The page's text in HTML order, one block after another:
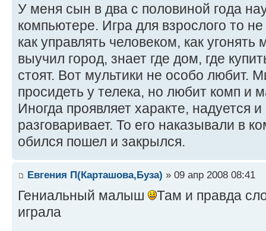
У меня сын в два с половиной года
компьютере. Игра для взрослого то
как управлять человеком, как
выучил город, знает где дом, где
стоят. Вот мультики не особо любит.
просидеть у телека, но любит комп и
Иногда проявляет характе, надуется
разговаривает. То его наказывали в
обился пошел и закрылся.
Евгения П(Карташова,Буза) » 09 апр 2008 08:41
Гениальный малыш
Там и правда
играла